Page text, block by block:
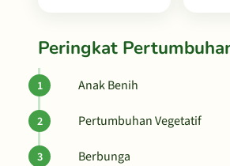
Peringkat
Anak Benih
Pertumbuhan Vegetatif
Berbunga